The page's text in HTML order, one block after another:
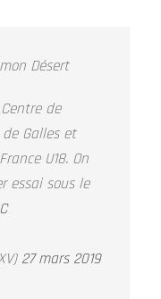
Désert
de
Galles et
U18. On
essai sous le
27 mars 2019